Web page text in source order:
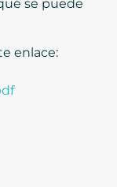
se puede
enlace: